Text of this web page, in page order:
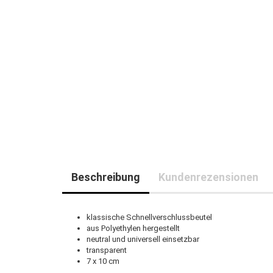
Beschreibung Kundenrezensionen
klassische Schnellverschlussbeutel
aus Polyethylen hergestellt
neutral und universell einsetzbar
transparent
7 x 10 cm